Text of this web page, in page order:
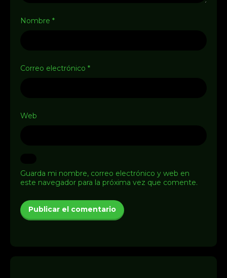
Nombre *
Correo electrónico *
Web
Guarda mi nombre, correo electrónico y web en
este navegador para la próxima vez que comente.